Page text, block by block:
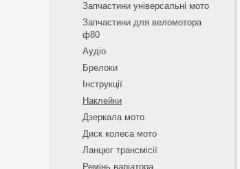
Запчастини універсальні мото
Запчастини для веломотора
ф80
Аудіо
Брелоки
Інструкції
Наклейки
Дзеркала мото
Диск колеса мото
Ланцюг трансмісії
Ремінь варіатора